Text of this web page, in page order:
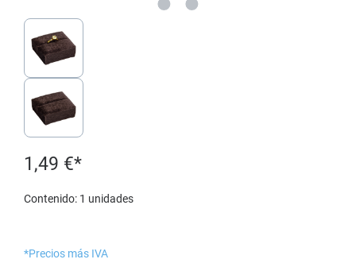
1,49 €*
Contenido: 1 unidades
*Precios más IVA